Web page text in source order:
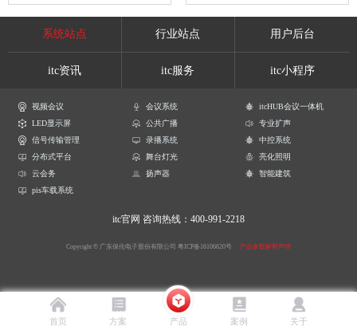
系统站点 行业站点 用户后台
itc资讯 itc服务 itc小程序
视频会议 会议系统
itcHUB会议一体机
LED显示屏
公共广播
专业扩声
信号传输管理
录播系统
中控系统
分布式平台
舞台灯光
亮化照明
云会务
扬声器
智能建筑
pis车载系统
itc官网 咨询热线：400-991-2218
Copyright © 广东保伦电子股份有限公司 粤ICP备16106620号 产品参数解释声明
首页 方案 产品 案例 关于